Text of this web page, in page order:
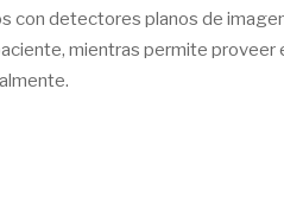
con detectores planos de
mientras permite